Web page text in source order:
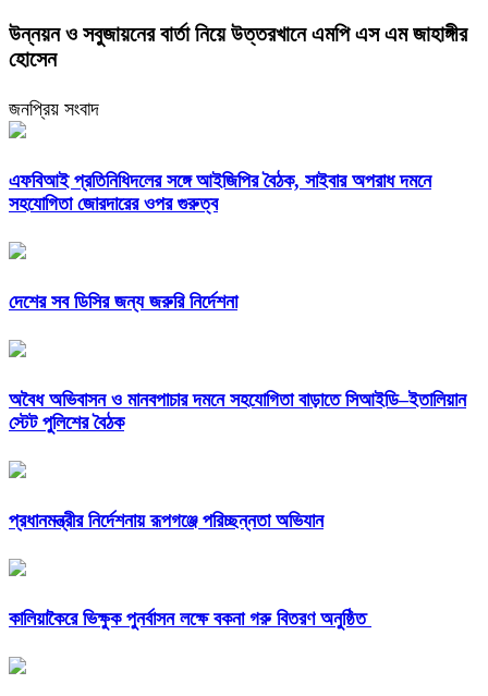
উন্নয়ন ও সবুজায়নের বার্তা নিয়ে উত্তরখানে এমপি এস এম জাহাঙ্গীর
হোসেন
জনপ্রিয় সংবাদ
এফবিআই প্রতিনিধিদলের সঙ্গে আইজিপির বৈঠক, সাইবার অপরাধ দমনে
সহযোগিতা জোরদারের ওপর গুরুত্ব
দেশের সব ডিসির জন্য জরুরি নির্দেশনা
অবৈধ অভিবাসন ও মানবপাচার দমনে সহযোগিতা বাড়াতে সিআইডি–ইতালিয়ান
স্টেট পুলিশের বৈঠক
প্রধানমন্ত্রীর নির্দেশনায় রূপগঞ্জে পরিচ্ছন্নতা অভিযান
কালিয়াকৈরে ভিক্ষুক পুনর্বাসন লক্ষে বকনা গরু বিতরণ অনুষ্ঠিত